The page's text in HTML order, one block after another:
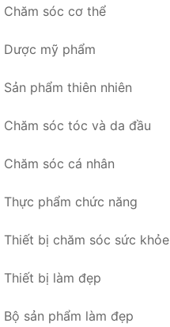
Chăm sóc cơ thể
Dược mỹ phẩm
Sản phẩm thiên nhiên
Chăm sóc tóc và da đầu
Chăm sóc cá nhân
Thực phẩm chức năng
Thiết bị chăm sóc sức khỏe
Thiết bị làm đẹp
Bộ sản phẩm làm đẹp